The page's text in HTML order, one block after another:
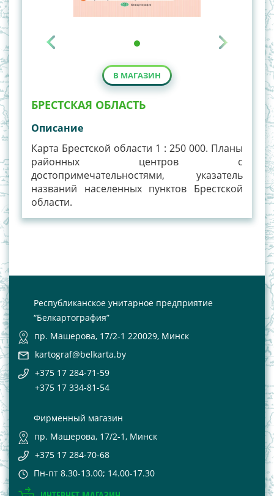
В МАГАЗИН
БРЕСТСКАЯ ОБЛАСТЬ
Описание
Карта Брестской области 1 : 250 000. Планы
районных центров с
достопримечательностями, указатель
названий населенных пунктов Брестской
области.
Республиканское унитарное предприятие
“Белкартография”
пр. Машерова, 17/2-1 220029, Минск
kartograf@belkarta.by
+375 17 284-71-59
+375 17 334-81-54
Фирменный магазин
пр. Машерова, 17/2-1, Минск
+375 17 284-70-68
Пн-пт 8.30-13.00; 14.00-17.30